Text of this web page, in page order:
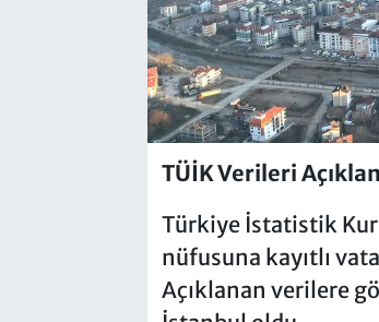
TÜİK Verileri
Türkiye İstatistik
nüfusuna kayıtlı
Açıklanan verilere